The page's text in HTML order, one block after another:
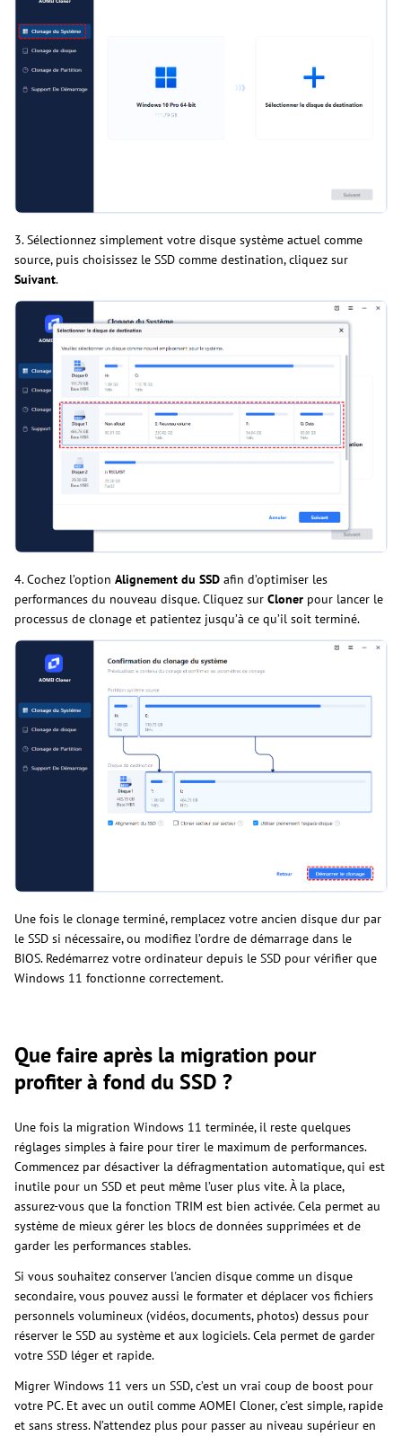
3. Sélectionnez simplement votre disque système actuel comme
source, puis choisissez le SSD comme destination, cliquez sur
Suivant.
4. Cochez l’option Alignement du SSD afin d’optimiser les
performances du nouveau disque. Cliquez sur Cloner pour lancer le
processus de clonage et patientez jusqu’à ce qu’il soit terminé.
Une fois le clonage terminé, remplacez votre ancien disque dur par
le SSD si nécessaire, ou modifiez l’ordre de démarrage dans le
BIOS. Redémarrez votre ordinateur depuis le SSD pour vérifier que
Windows 11 fonctionne correctement.
Que faire après la migration pour
profiter à fond du SSD ?
Une fois la migration Windows 11 terminée, il reste quelques
réglages simples à faire pour tirer le maximum de performances.
Commencez par désactiver la défragmentation automatique, qui est
inutile pour un SSD et peut même l’user plus vite. À la place,
assurez-vous que la fonction TRIM est bien activée. Cela permet au
système de mieux gérer les blocs de données supprimées et de
garder les performances stables.
Si vous souhaitez conserver l'ancien disque comme un disque
secondaire, vous pouvez aussi le formater et déplacer vos fichiers
personnels volumineux (vidéos, documents, photos) dessus pour
réserver le SSD au système et aux logiciels. Cela permet de garder
votre SSD léger et rapide.
Migrer Windows 11 vers un SSD, c’est un vrai coup de boost pour
votre PC. Et avec un outil comme AOMEI Cloner, c’est simple, rapide
et sans stress. N’attendez plus pour passer au niveau supérieur en